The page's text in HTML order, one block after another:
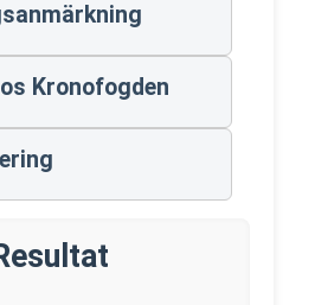
Kronofogden